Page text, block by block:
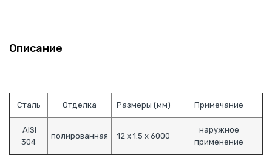
Описание
Сталь Отделка Размеры (мм) Примечание
AISI
304
полированная 12 х 1.5 х 6000
наружное
применение